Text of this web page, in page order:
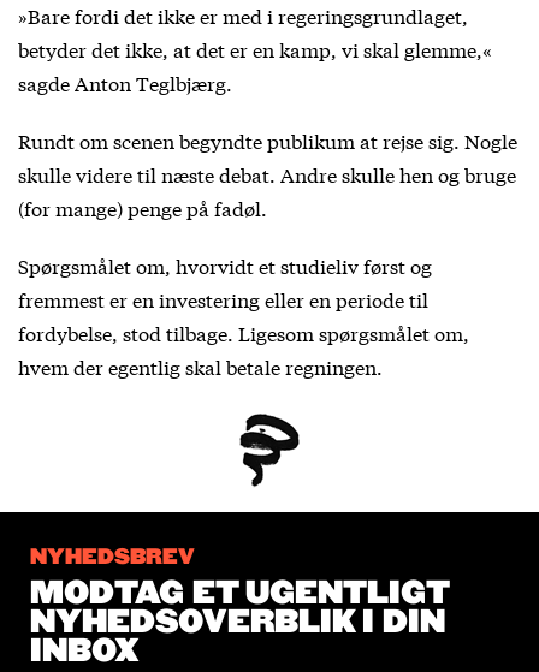
»Bare fordi det ikke er med i regeringsgrundlaget,
betyder det ikke, at det er en kamp, vi skal glemme,«
sagde Anton Teglbjærg.
Rundt om scenen begyndte publikum at rejse sig. Nogle
skulle videre til næste debat. Andre skulle hen og bruge
(for mange) penge på fadøl.
Spørgsmålet om, hvorvidt et studieliv først og
fremmest er en investering eller en periode til
fordybelse, stod tilbage. Ligesom spørgsmålet om,
hvem der egentlig skal betale regningen.
NYHEDSBREV
MODTAG ET UGENTLIGT
NYHEDSOVERBLIK I DIN
INBOX